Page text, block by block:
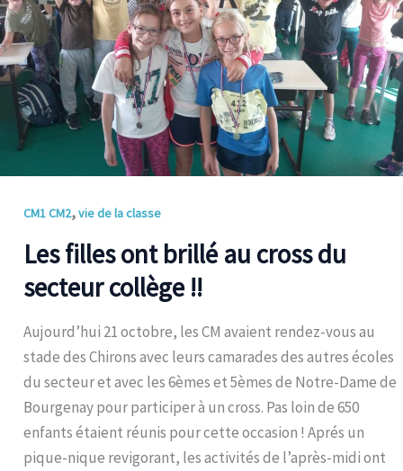
CM1 CM2,vie de la classe
Les filles ont brillé au cross du
secteur collège !!
Aujourd’hui 21 octobre, les CM avaient rendez-vous au
stade des Chirons avec leurs camarades des autres écoles
du secteur et avec les 6èmes et 5èmes de Notre-Dame de
Bourgenay pour participer à un cross. Pas loin de 650
enfants étaient réunis pour cette occasion ! Aprés un
pique-nique revigorant, les activités de l’après-midi ont
cross
du
secteur
collège
!!